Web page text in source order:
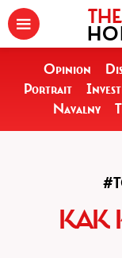
Opinion
Portrait
Navalny
КАК